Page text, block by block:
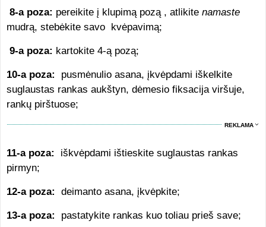
8-a poza: pereikite į klupimą pozą , atlikite namaste
mudrą, stebėkite savo kvėpavimą;
9-a poza: kartokite 4-ą pozą;
10-a poza:
pusmėnulio asana, įkvėpdami iškelkite
suglaustas rankas aukštyn, dėmesio fiksacija viršuje,
rankų pirštuose;
REKLAMA
11-a poza:
iškvėpdami ištieskite suglaustas rankas
pirmyn;
12-a poza: deimanto asana, įkvėpkite;
13-a poza: pastatykite rankas kuo toliau prieš save;